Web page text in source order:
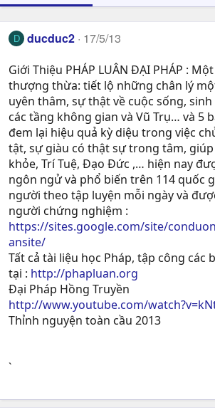
D ducduc2 17/5/13
Giới Thiệu PHÁP LUÂN ĐẠI PHÁP :
thượng thừa: tiết lộ những chân lý
uyên thâm, sự thật về cuộc sống,
các tầng không gian và Vũ Trụ… và 5
đem lại hiệu quả kỳ diệu trong việc
tật, sự giàu có thật sự trong tâm, giúp
khỏe, Trí Tuệ, Ðạo Ðức ,… hiện nay
ngôn ngử và phổ biến trên 114 quốc
người theo tập luyện mỗi ngày và
người chứng nghiệm :
https://sites.google.com/site/
ansite/
Tất cả tài liệu học Pháp, tập công các
tại : http://phapluan.org
Đại Pháp Hồng Truyền
http://www.youtube.com/
Thỉnh nguyện toàn cầu 2013
`